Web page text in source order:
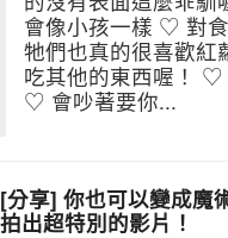
會像小孩一樣 ♡ 對
牠們也真的很喜歡紅
吃其他的東西喔！ ♡
♡ 會吵著要你...
[分享] 你也可以變成魔
拍出超特別的影片！